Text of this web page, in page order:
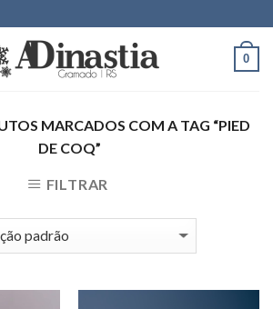
0
MARCADOS COM A TAG “PIED
DE COQ”
FILTRAR